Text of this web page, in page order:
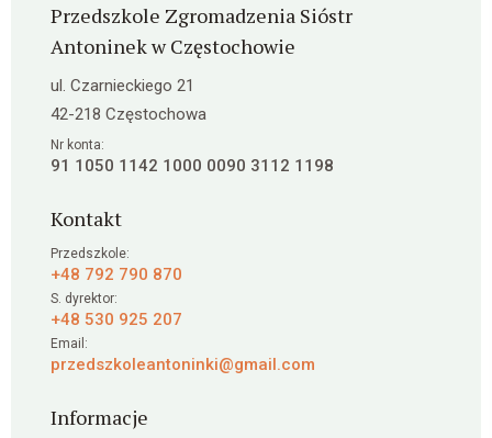
Przedszkole Zgromadzenia Sióstr
Antoninek w Częstochowie
ul. Czarnieckiego 21
42-218 Częstochowa
Nr konta:
91 1050 1142 1000 0090 3112 1198
Kontakt
Przedszkole:
+48 792 790 870
S. dyrektor:
+48 530 925 207
Email:
przedszkoleantoninki@gmail.com
Informacje